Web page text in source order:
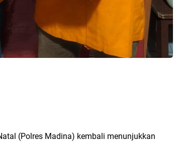
(Polres Madina) kembali menunjukkan